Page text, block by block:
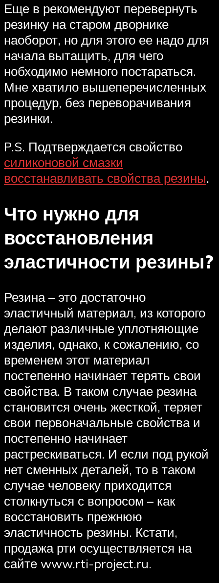
Еще в рекомендуют перевернуть
резинку на старом дворнике
наоборот, но для этого ее надо для
начала вытащить, для чего
нобходимо немного постараться.
Мне хватило вышеперечисленных
процедур, без переворачивания
резинки.
P.S. Подтверждается свойство
силиконовой смазки
восстанавливать свойства резины.
Что нужно для
восстановления
эластичности резины?
Резина – это достаточно
эластичный материал, из которого
делают различные уплотняющие
изделия, однако, к сожалению, со
временем этот материал
постепенно начинает терять свои
свойства. В таком случае резина
становится очень жесткой, теряет
свои первоначальные свойства и
постепенно начинает
растрескиваться. И если под рукой
нет сменных деталей, то в таком
случае человеку приходится
столкнуться с вопросом – как
восстановить прежнюю
эластичность резины. Кстати,
продажа рти осуществляется на
сайте www.rti-project.ru.